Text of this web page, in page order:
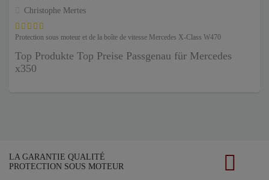
Christophe Mertes
Protection sous moteur et de la boîte de vitesse Mercedes X-Class W470
Top Produkte Top Preise Passgenau für Mercedes
x350
LA GARANTIE QUALITÉ
PROTECTION SOUS MOTEUR